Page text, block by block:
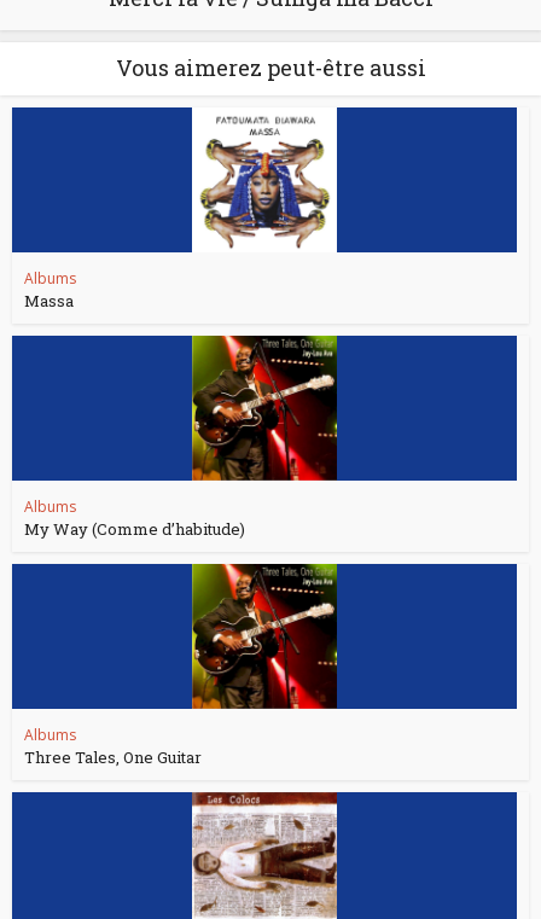
Vous aimerez peut-être aussi
Albums
Massa
Albums
My Way (Comme d’habitude)
Albums
Three Tales, One Guitar